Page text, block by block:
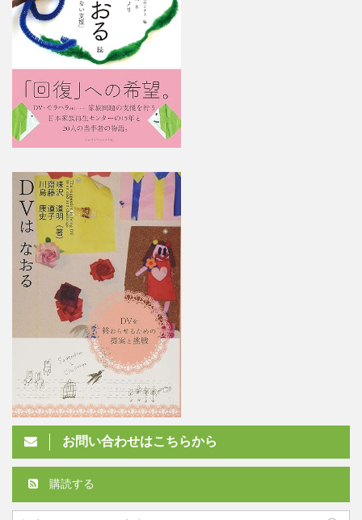
お問い合わせはこちらから
購読する